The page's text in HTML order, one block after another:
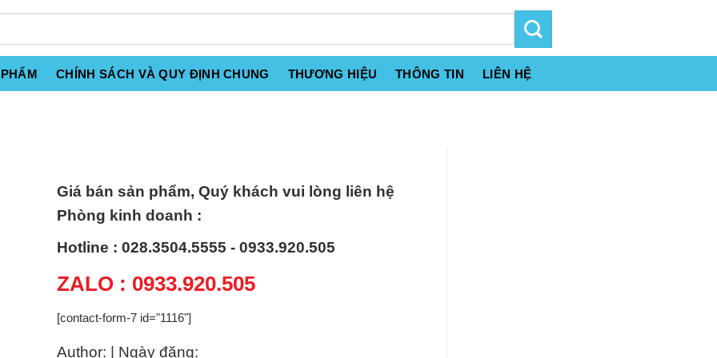
CHÍNH SÁCH VÀ QUY ĐỊNH CHUNG THƯƠNG HIỆU THÔNG TIN LIÊN HỆ
Giá bán sản phẩm, Quý khách vui lòng liên hệ
Phòng kinh doanh :
Hotline : 028.3504.5555 - 0933.920.505
ZALO : 0933.920.505
[contact-form-7 id="1116"]
Author: | Ngày đăng: